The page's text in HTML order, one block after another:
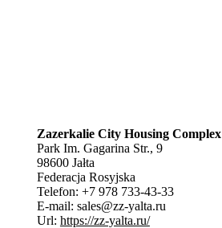
Zazerkalie City Housing Complex
Park Im. Gagarina Str., 9
98600 Jałta
Federacja Rosyjska
Telefon: +7 978 733-43-33
E-mail: sales@zz-yalta.ru
Url: https://zz-yalta.ru/